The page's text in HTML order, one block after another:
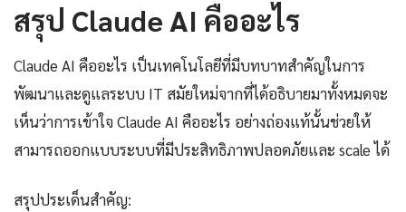
สรุป Claude AI คืออะไร
Claude AI คืออะไร เป็นเทคโนโลยีที่มีบทบาทสำคัญในการ
พัฒนาและดูแลระบบ IT สมัยใหม่จากที่ได้อธิบายมาทั้งหมดจะ
เห็นว่าการเข้าใจ Claude AI คืออะไร อย่างถ่องแท้นั้นช่วยให้
สามารถออกแบบระบบที่มีประสิทธิภาพปลอดภัยและ scale ได้
สรุปประเด็นสำคัญ: